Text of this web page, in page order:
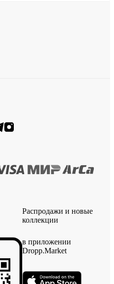
Распродажи и новые
коллекции
в приложении
Dropp.Market